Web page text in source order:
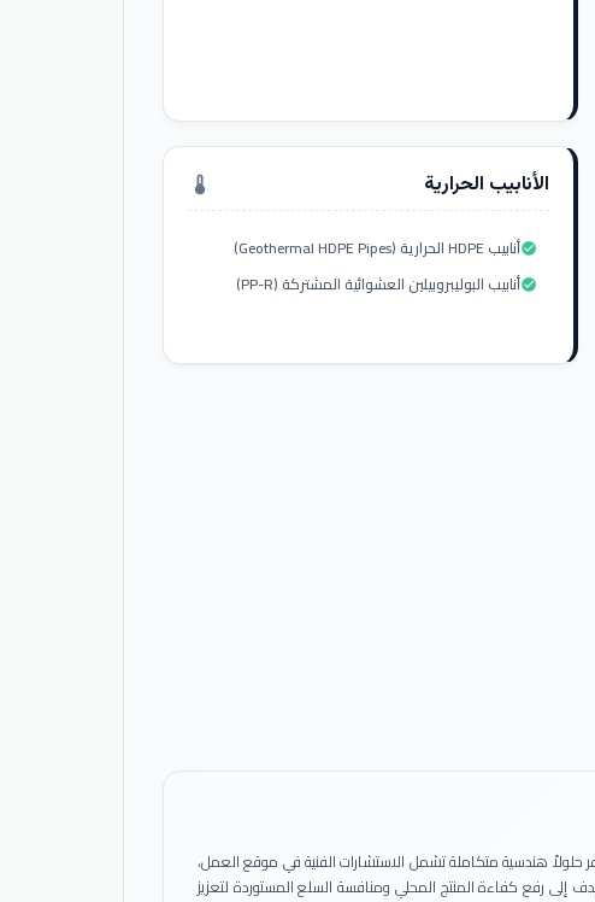
الأنابيب الحرارية thermostat
أنابيب HDPE الحرارية (Geothermal HDPE Pipes)check_circle
أنابيب البوليبروبيلين العشوائية المشتركة (PP-R)check_circle
حلولاً هندسية متكاملة تشمل الاستشارات الفنية في موقع العمل،
إلى رفع كفاءة المنتج المحلي ومنافسة السلع المستوردة لتعزيز